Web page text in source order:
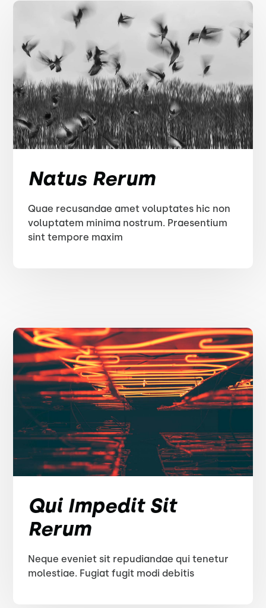
Natus Rerum
Quae recusandae amet voluptates hic non
voluptatem minima nostrum. Praesentium
sint tempore maxim
Qui Impedit Sit
Rerum
Neque eveniet sit repudiandae qui tenetur
molestiae. Fugiat fugit modi debitis